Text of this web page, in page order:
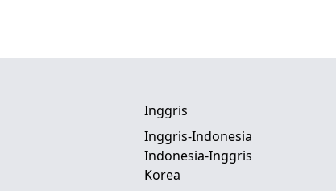
Inggris
Inggris-Indonesia
Indonesia-Inggris
Korea